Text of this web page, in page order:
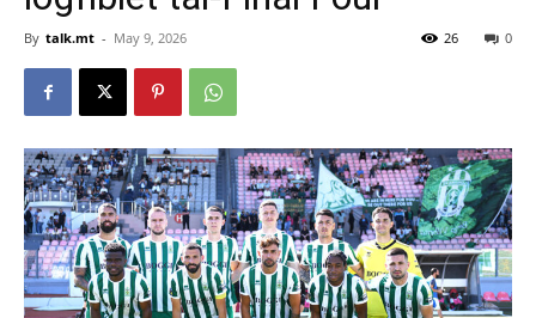
By talk.mt - May 9, 2026 0
26